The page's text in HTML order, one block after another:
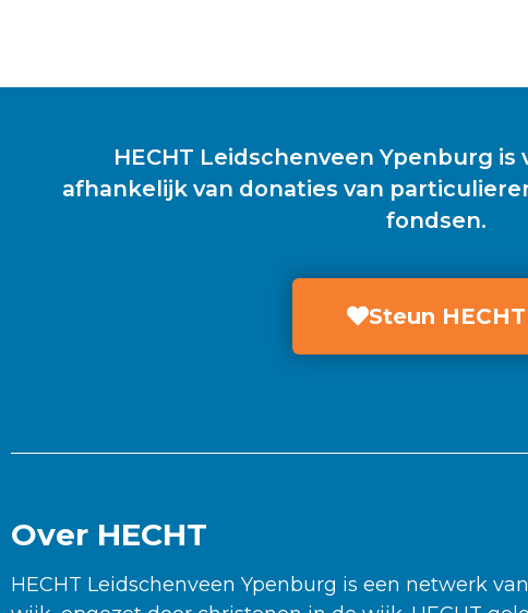
HECHT Leidschenveen Ypenburg
afhankelijk van donaties van
fondsen.
Steun HECHT
Over HECHT
HECHT Leidschenveen Ypenburg is een netwerk